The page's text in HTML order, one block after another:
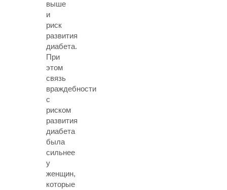
выше
и
риск
развития
диабета.
При
этом
связь
враждебности
с
риском
развития
диабета
была
сильнее
у
женщин,
которые